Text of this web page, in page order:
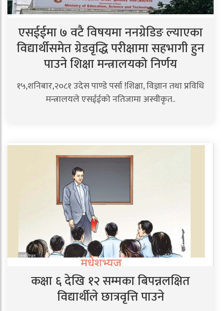
एसईईमा ७ वटै विषयमा ननग्रेडिङ ल्याएका
विद्यार्थीसमेत ग्रेडवृद्धि परीक्षामा सहभागी हुन
पाउने शिक्षा मन्त्रालयको निर्णय
१५,शनिबार,२०८१ उदेस पाण्डे पर्सा !शिक्षा, विज्ञान तथा प्रविधि
मन्त्रालयले एसईईको नतिजामा अस्वीकृत..
कक्षा ६ देखि १२ सम्मका बिपन्नलक्षित
विद्यार्थीले छात्रवृत्ति पाउने